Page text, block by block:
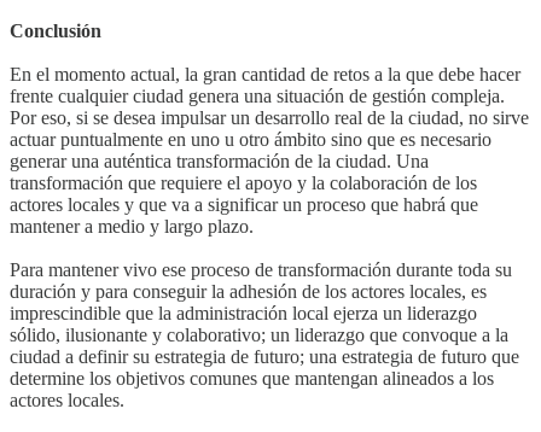
Conclusión
En el momento actual, la gran cantidad de retos a la que debe hacer
frente cualquier ciudad genera una situación de gestión compleja.
Por eso, si se desea impulsar un desarrollo real de la ciudad, no sirve
actuar puntualmente en uno u otro ámbito sino que es necesario
generar una auténtica transformación de la ciudad. Una
transformación que requiere el apoyo y la colaboración de los
actores locales y que va a significar un proceso que habrá que
mantener a medio y largo plazo.
Para mantener vivo ese proceso de transformación durante toda su
duración y para conseguir la adhesión de los actores locales, es
imprescindible que la administración local ejerza un liderazgo
sólido, ilusionante y colaborativo; un liderazgo que convoque a la
ciudad a definir su estrategia de futuro; una estrategia de futuro que
determine los objetivos comunes que mantengan alineados a los
actores locales.